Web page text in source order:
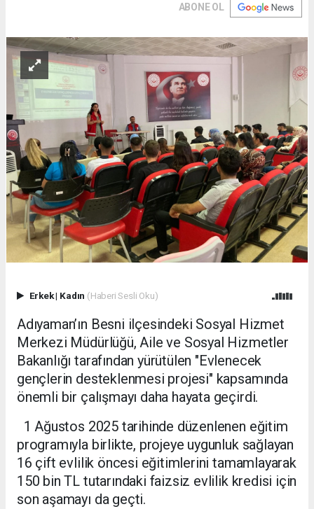
ABONE OL
Erkek| Kadın (Haberi Sesli Oku)
Adıyaman’ın Besni ilçesindeki Sosyal Hizmet
Merkezi Müdürlüğü, Aile ve Sosyal Hizmetler
Bakanlığı tarafından yürütülen "Evlenecek
gençlerin desteklenmesi projesi" kapsamında
önemli bir çalışmayı daha hayata geçirdi.
1 Ağustos 2025 tarihinde düzenlenen eğitim
programıyla birlikte, projeye uygunluk sağlayan
16 çift evlilik öncesi eğitimlerini tamamlayarak
150 bin TL tutarındaki faizsiz evlilik kredisi için
son aşamayı da geçti.